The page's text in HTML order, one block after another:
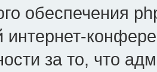
обеспечения
интернет-
за то, что